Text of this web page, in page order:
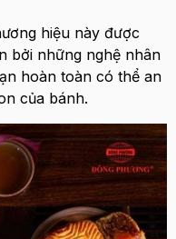
hiệu này được
bởi những nghệ nhân
hoàn toàn có thể an
của bánh.